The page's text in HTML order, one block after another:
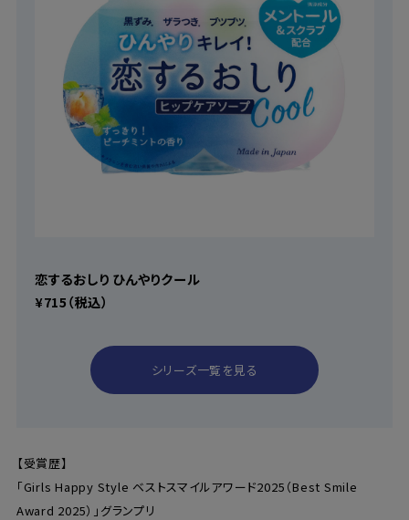
恋するおしり ひんやりクール
¥715（税込）
シリーズ一覧を見る
【受賞歴】
「Girls Happy Style ベストスマイルアワード2025（Best Smile
Award 2025）」グランプリ